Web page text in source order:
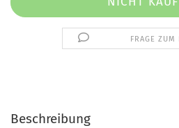
FRAGE ZUM
Beschreibung